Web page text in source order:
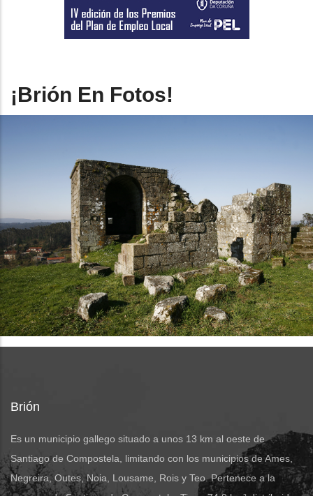
¡Brión En Fotos!
Brión
Es un municipio gallego situado a unos 13 km al oeste de
Santiago de Compostela, limitando con los municipios de Ames,
Negreira, Outes, Noia, Lousame, Rois y Teo. Pertenece a la